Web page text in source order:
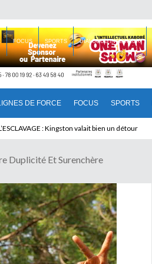
DE FORCE FOCUS SPORTS
FOCUS SPORTS DIALOGUE INTERIEUR
L’ESCLAVAGE : Kingston valait bien un détour
quitte le pouvoir sans partir !
Duplicité Et Surenchère